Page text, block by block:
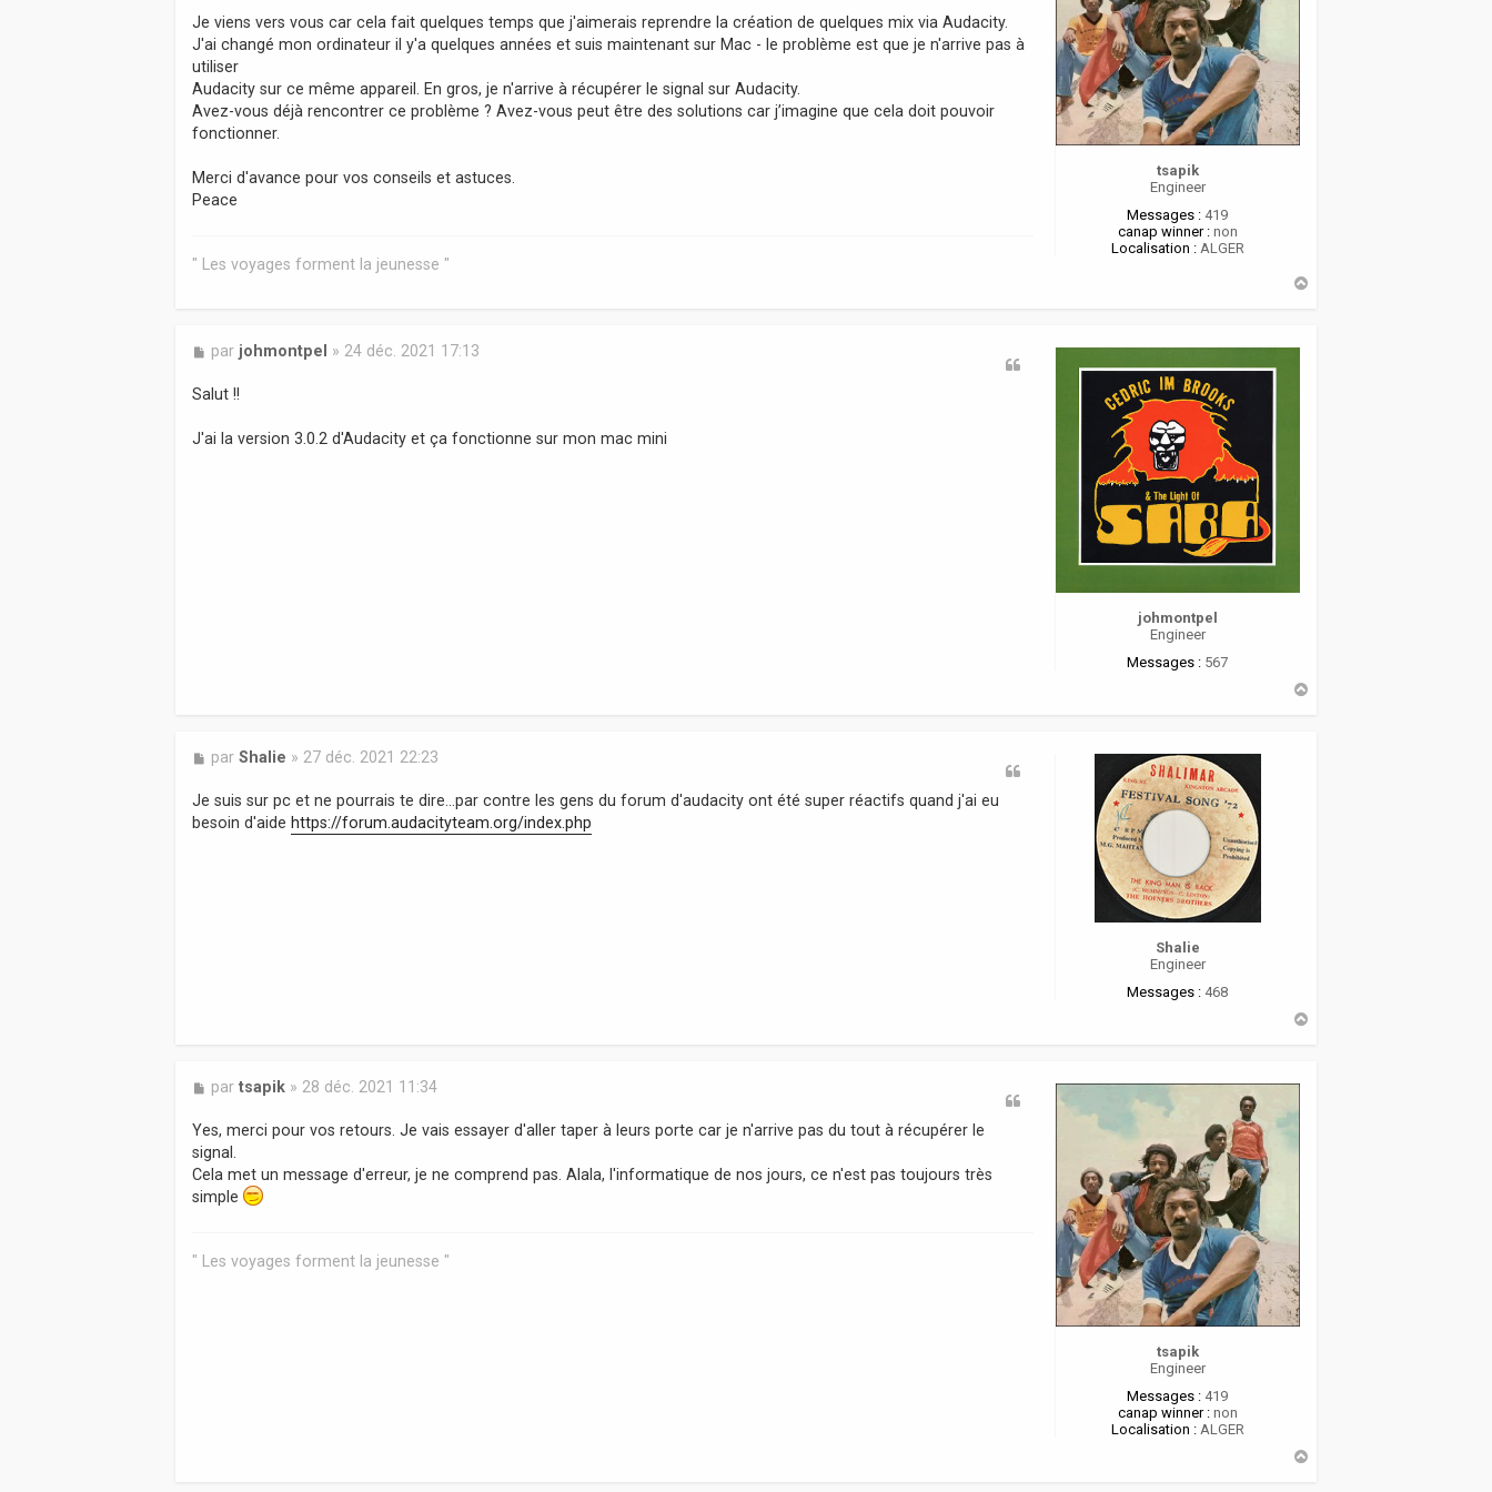
tsapik
Engineer
Messages : 419
canap winner :non
Localisation :ALGER
g
e
Je viens vers vous car cela fait quelques temps que j'aimerais reprendre la création de quelques mix via Audacity.
J'ai changé mon ordinateur il y'a quelques années et suis maintenant sur Mac - le problème est que je n'arrive pas à
utiliser
Audacity sur ce même appareil. En gros, je n'arrive à récupérer le signal sur Audacity.
Avez-vous déjà rencontrer ce problème ? Avez-vous peut être des solutions car j’imagine que cela doit pouvoir
fonctionner.
Merci d'avance pour vos conseils et astuces.
Peace
" Les voyages forment la jeunesse "
johmontpel
Engineer
Messages : 567
M
s
g
par johmontpel » 24 déc. 2021 17:13
Salut !!
J'ai la version 3.0.2 d'Audacity et ça fonctionne sur mon mac mini
Shalie
Engineer
Messages : 468
M
s
a
parShalie » 27 déc. 2021 22:23
Je suis sur pc et ne pourrais te dire...par contre les gens du forum d'audacity ont été super réactifs quand j'ai eu
besoin d'aide https://forum.audacityteam.org/index.php
tsapik
Engineer
Messages : 419
canap winner :non
Localisation :ALGER
M
s
a
g
e
partsapik » 28 déc. 2021 11:34
Yes, merci pour vos retours. Je vais essayer d'aller taper à leurs porte car je n'arrive pas du tout à récupérer le
signal.
Cela met un message d'erreur, je ne comprend pas. Alala, l'informatique de nos jours, ce n'est pas toujours très
simple
" Les voyages forment la jeunesse "